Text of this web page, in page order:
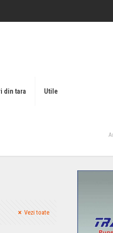
din tara Utile
Vezi toate